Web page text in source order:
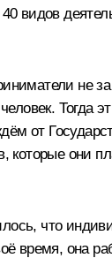
видов
не за
Тогда
от
которые они
что
время, она